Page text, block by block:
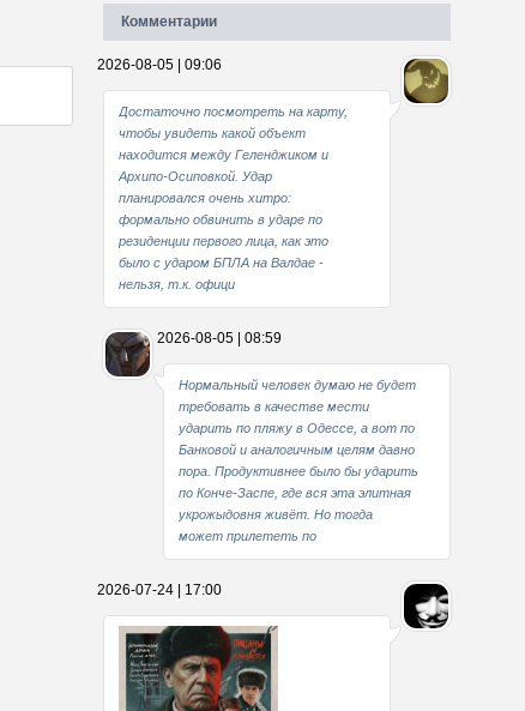
Комментарии
2026-08-05 | 09:06
Достаточно посмотреть на карту,
чтобы увидеть какой объект
находится между Геленджиком и
Архипо-Осиповкой. Удар
планировался очень хитро:
формально обвинить в ударе по
резиденции первого лица, как это
было с ударом БПЛА на Валдае -
нельзя, т.к. офици
2026-08-05 | 08:59
Нормальный человек думаю не будет
требовать в качестве мести
ударить по пляжу в Одессе, а вот по
Банковой и аналогичным целям давно
пора. Продуктивнее было бы ударить
по Конче-Заспе, где вся эта элитная
укрожыдовня живёт. Но тогда
может прилететь по
2026-07-24 | 17:00